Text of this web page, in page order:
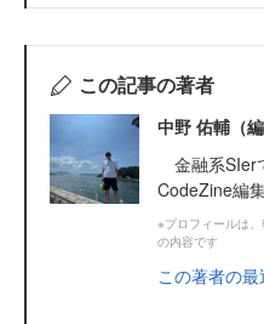
この記事の著者
中野 佑輔（
金融系SIer
CodeZine編
※プロフィールは
の内容です
この著者の